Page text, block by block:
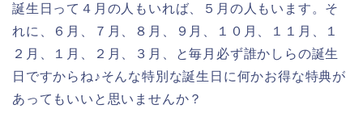
誕生日って４月の人もいれば、５月の人もいます。そ
れに、６月、７月、８月、９月、１０月、１１月、１
２月、１月、２月、３月、と毎月必ず誰かしらの誕生
日ですからね♪そんな特別な誕生日に何かお得な特典が
あってもいいと思いませんか？